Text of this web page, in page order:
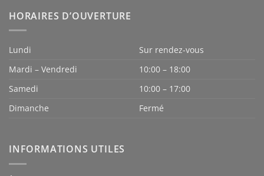
HORAIRES D’OUVERTURE
Lundi
Sur rendez-vous
Mardi – Vendredi
10:00 – 18:00
Samedi
10:00 – 17:00
Dimanche
Fermé
INFORMATIONS UTILES